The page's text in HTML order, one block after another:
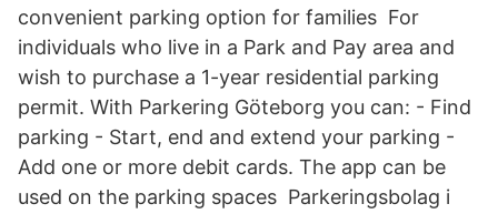
convenient parking option for families For
individuals who live in a Park and Pay area and
wish to purchase a 1-year residential parking
permit. With Parkering Göteborg you can: - Find
parking - Start, end and extend your parking -
Add one or more debit cards. The app can be
used on the parking spaces Parkeringsbolag i